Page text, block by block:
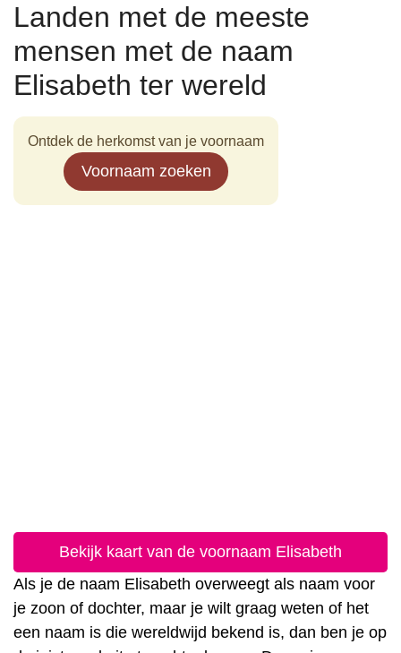
Landen met de meeste
mensen met de naam
Elisabeth ter wereld
Ontdek de herkomst van je voornaam
Voornaam zoeken
Bekijk kaart van de voornaam Elisabeth
Als je de naam Elisabeth overweegt als naam voor
je zoon of dochter, maar je wilt graag weten of het
een naam is die wereldwijd bekend is, dan ben je op